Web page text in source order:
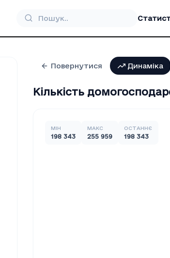
Повернутися Динаміка
Кількість
МІН
198 343
МАКС
255 959
ОСТАННЄ
198 343